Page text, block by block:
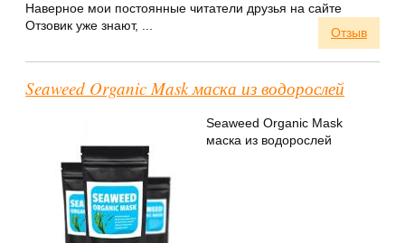
Наверное мои постоянные читатели друзья на сайте
Отзовик уже знают, ...
Отзыв
Seaweed Organic Mask маска из водорослей
Seaweed Organic Mask
маска из водорослей